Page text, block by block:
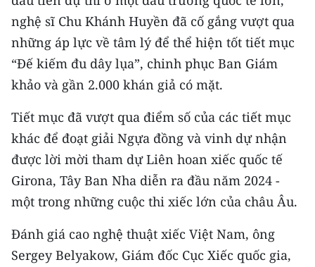
TIN MỚI
TIN ĐỊA PHƯƠNG
Trung du và miền núi phía Bắc
Đồng bằng sông Hồng
Bắc Trung Bộ
Duyên hải Nam Trung Bộ và Tây
Nguyên
Đồng bằng sông Cửu Long
nghệ sĩ Chu Khánh Huyền đã cố gắng vượt qua
những áp lực về tâm lý để thể hiện tốt tiết mục
“Đế kiếm đu dây lụa”, chinh phục Ban Giám
khảo và gần 2.000 khán giả có mặt.
Tiết mục đã vượt qua điểm số của các tiết mục
khác để đoạt giải Ngựa đồng và vinh dự nhận
được lời mời tham dự Liên hoan xiếc quốc tế
Girona, Tây Ban Nha diễn ra đầu năm 2024 -
một trong những cuộc thi xiếc lớn của châu Âu.
Đánh giá cao nghệ thuật xiếc Việt Nam, ông
Sergey Belyakow, Giám đốc Cục Xiếc quốc gia,